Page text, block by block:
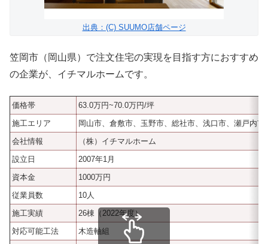
出典：(C) SUUMO店舗ページ
笠岡市（岡山県）で注文住宅の実現を目指す方におすすめ
の企業が、イチマルホームです。
価格帯
63.0万円~70.0万円/坪
施工エリア
岡山市、倉敷市、玉野市、総社市、浅口市、瀬戸内
会社情報
（株）イチマルホーム
設立日
2007年1月
資本金
1000万円
従業員数
10人
施工実績
26棟（2022年度）
対応可能工法
木造軸組